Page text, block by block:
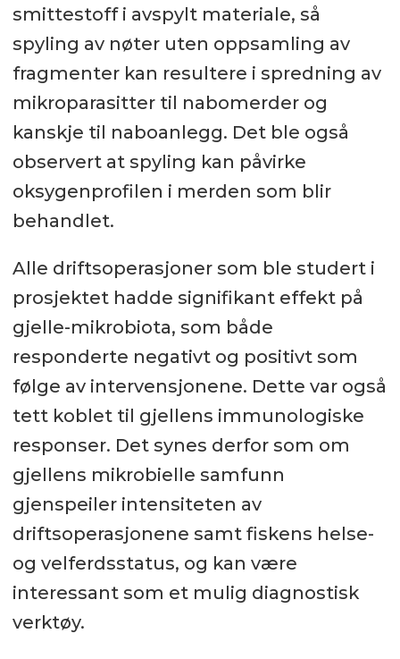
smittestoff i avspylt materiale, så
spyling av nøter uten oppsamling av
fragmenter kan resultere i spredning av
mikroparasitter til nabomerder og
kanskje til naboanlegg. Det ble også
observert at spyling kan påvirke
oksygenprofilen i merden som blir
behandlet.
Alle driftsoperasjoner som ble studert i
prosjektet hadde signifikant effekt på
gjelle-mikrobiota, som både
responderte negativt og positivt som
følge av intervensjonene. Dette var også
tett koblet til gjellens immunologiske
responser. Det synes derfor som om
gjellens mikrobielle samfunn
gjenspeiler intensiteten av
driftsoperasjonene samt fiskens helse-
og velferdsstatus, og kan være
interessant som et mulig diagnostisk
verktøy.